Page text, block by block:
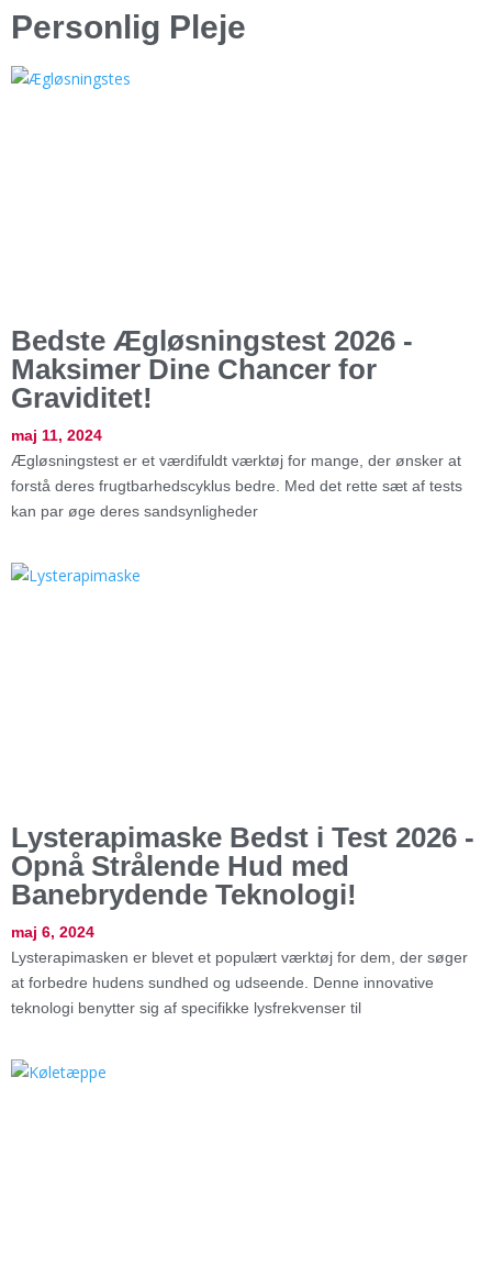
Personlig Pleje
Bedste Ægløsningstest 2026 -
Maksimer Dine Chancer for
Graviditet!
maj 11, 2024
Ægløsningstest er et værdifuldt værktøj for mange, der ønsker at
forstå deres frugtbarhedscyklus bedre. Med det rette sæt af tests
kan par øge deres sandsynligheder
Lysterapimaske Bedst i Test 2026 -
Opnå Strålende Hud med
Banebrydende Teknologi!
maj 6, 2024
Lysterapimasken er blevet et populært værktøj for dem, der søger
at forbedre hudens sundhed og udseende. Denne innovative
teknologi benytter sig af specifikke lysfrekvenser til